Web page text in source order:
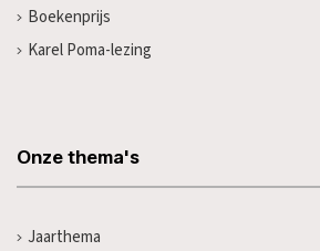
Boekenprijs
Karel Poma-lezing
Onze thema's
Jaarthema